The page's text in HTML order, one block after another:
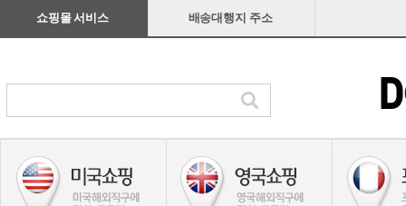
쇼핑몰 서비스 배송대행지 주소